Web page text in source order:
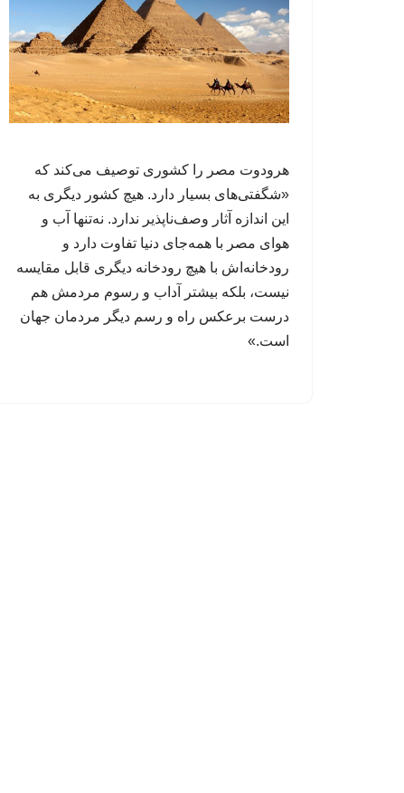
هرودوت مصر را کشوری توصیف می‌کند که
«شگفتی‌های بسیار دارد. هیچ کشور دیگری به
این اندازه آثار وصف‌ناپذیر ندارد. نه‌تنها آب و
هوای مصر با همه‌جای دنیا تفاوت دارد و
رودخانه‌اش با هیچ رودخانه دیگری قابل مقایسه
نیست، بلکه بیشتر آداب و رسوم مردمش هم
درست برعکس راه و رسم دیگر مردمان جهان
است.»